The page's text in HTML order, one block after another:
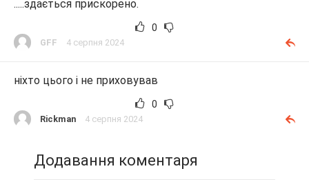
.....здається прискорено.
0
GFF 4 серпня 2024
ніхто цього і не приховував
0
Rickman 4 серпня 2024
Додавання коментаря